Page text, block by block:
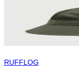
RUFFLOG